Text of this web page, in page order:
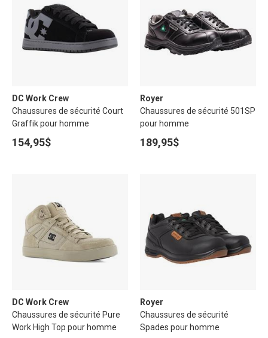
DC Work Crew
Chaussures de sécurité Court
Graffik pour homme
154,95$
Royer
Chaussures de sécurité 501SP
pour homme
189,95$
DC Work Crew
Chaussures de sécurité Pure
Work High Top pour homme
Royer
Chaussures de sécurité
Spades pour homme